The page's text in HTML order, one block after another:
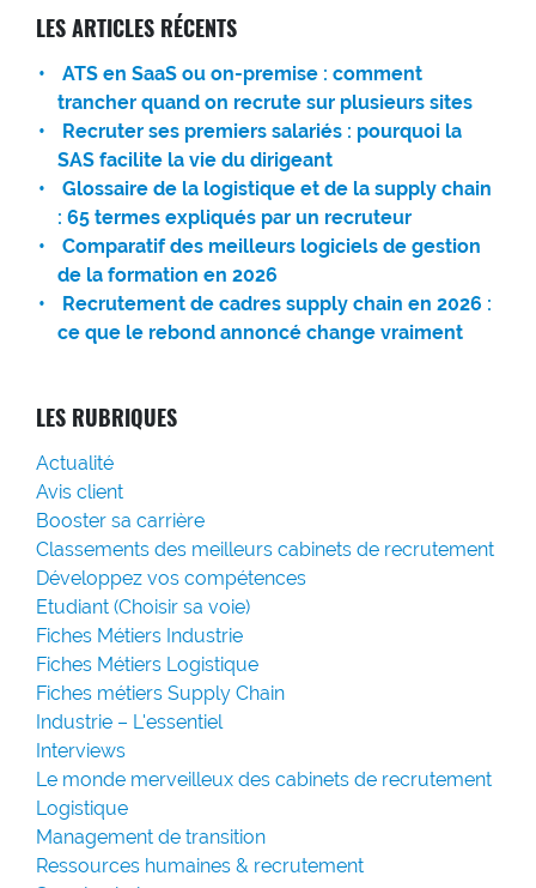
LES ARTICLES RÉCENTS
ATS en SaaS ou on-premise : comment
trancher quand on recrute sur plusieurs sites
Recruter ses premiers salariés : pourquoi la
SAS facilite la vie du dirigeant
Glossaire de la logistique et de la supply chain
: 65 termes expliqués par un recruteur
Comparatif des meilleurs logiciels de gestion
de la formation en 2026
Recrutement de cadres supply chain en 2026 :
ce que le rebond annoncé change vraiment
LES RUBRIQUES
Actualité
Avis client
Booster sa carrière
Classements des meilleurs cabinets de recrutement
Développez vos compétences
Etudiant (Choisir sa voie)
Fiches Métiers Industrie
Fiches Métiers Logistique
Fiches métiers Supply Chain
Industrie – L'essentiel
Interviews
Le monde merveilleux des cabinets de recrutement
Logistique
Management de transition
Ressources humaines & recrutement